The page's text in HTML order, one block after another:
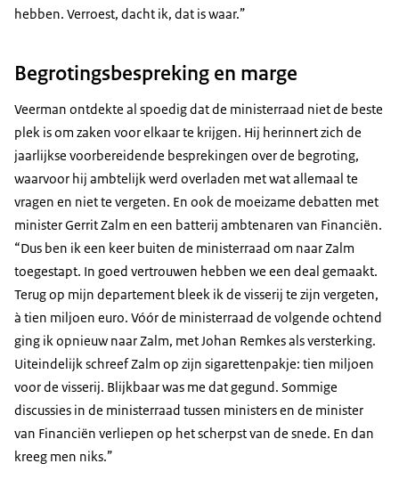
hebben. Verroest, dacht ik, dat is waar.”
Begrotingsbespreking en marge
Veerman ontdekte al spoedig dat de ministerraad niet de beste
plek is om zaken voor elkaar te krijgen. Hij herinnert zich de
jaarlijkse voorbereidende besprekingen over de begroting,
waarvoor hij ambtelijk werd overladen met wat allemaal te
vragen en niet te vergeten. En ook de moeizame debatten met
minister Gerrit Zalm en een batterij ambtenaren van Financiën.
“Dus ben ik een keer buiten de ministerraad om naar Zalm
toegestapt. In goed vertrouwen hebben we een deal gemaakt.
Terug op mijn departement bleek ik de visserij te zijn vergeten,
à tien miljoen euro. Vóór de ministerraad de volgende ochtend
ging ik opnieuw naar Zalm, met Johan Remkes als versterking.
Uiteindelijk schreef Zalm op zijn sigarettenpakje: tien miljoen
voor de visserij. Blijkbaar was me dat gegund. Sommige
discussies in de ministerraad tussen ministers en de minister
van Financiën verliepen op het scherpst van de snede. En dan
kreeg men niks.”